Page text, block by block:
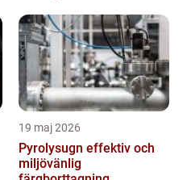
19 maj 2026
Pyrolysugn effektiv och
miljövänlig